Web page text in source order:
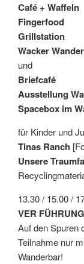
Café + Waffeln
Fingerfood
Grillstation
Wacker
und
Briefcafé
Ausstellung
Spacebox im
für Kinder und
Tinas Ranch
Unsere
13.30 / 15.00 /
VER
Auf den Spuren
Teilnahme nur
Wanderbar!